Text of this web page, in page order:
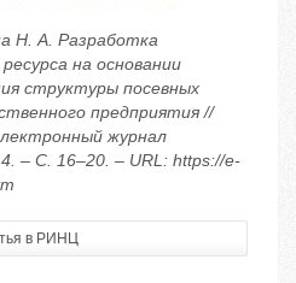
Н. А. Разработка
на основании
структуры посевных
предприятия //
журнал
– С. 16–20. – URL: https://e-
в РИНЦ